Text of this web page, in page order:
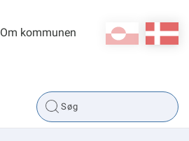
kl-GL
Om kommunen